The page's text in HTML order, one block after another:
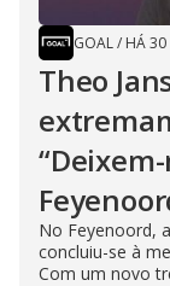
GOAL/ HÁ 30
Theo
No Feyenoord,
concluiu-se à
Com um novo